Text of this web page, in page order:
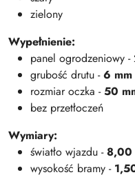
zielony
Wypełnienie:
panel ogrodzeniowy -
grubość drutu -6
rozmiar oczka -50
bez przetłoczeń
Wymiary:
światło wjazdu -8,00
wysokość bramy -